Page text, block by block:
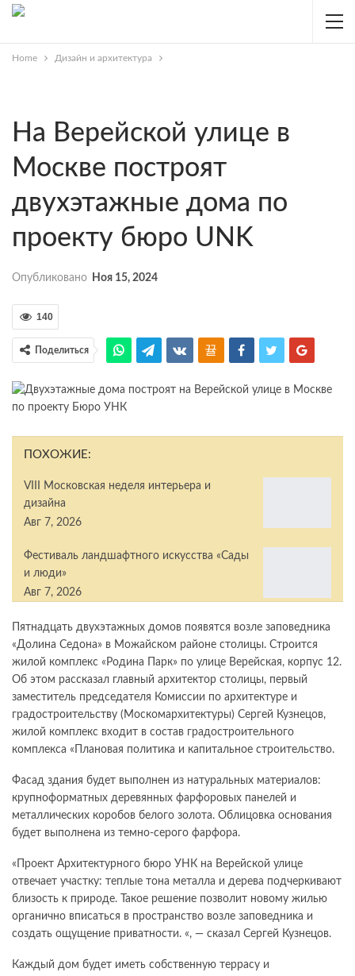
Home Дизайн и архитектура
На Верейской улице в
Москве построят
двухэтажные дома по
проекту бюро UNK
Опубликовано Ноя 15, 2024
140
Поделиться
ПОХОЖИЕ:
VIII Московская неделя интерьера и
дизайна
Авг 7, 2026
Фестиваль ландшафтного искусства «Сады
и люди»
Авг 7, 2026
Пятнадцать двухэтажных домов появятся возле заповедника
«Долина Седона» в Можайском районе столицы. Строится
жилой комплекс «Родина Парк» по улице Верейская, корпус 12.
Об этом рассказал главный архитектор столицы, первый
заместитель председателя Комиссии по архитектуре и
градостроительству (Москомархитектуры) Сергей Кузнецов,
жилой комплекс входит в состав градостроительного
комплекса «Плановая политика и капитальное строительство.
Фасад здания будет выполнен из натуральных материалов:
крупноформатных деревянных фарфоровых панелей и
металлических коробов белого золота. Облицовка основания
будет выполнена из темно-серого фарфора.
«Проект Архитектурного бюро УНК на Верейской улице
отвечает участку: теплые тона металла и дерева подчеркивают
близость к природе. Такое решение позволит новому жилью
органично вписаться в пространство возле заповедника и
создать ощущение приватности. «, — сказал Сергей Кузнецов.
Каждый дом будет иметь собственную террасу и